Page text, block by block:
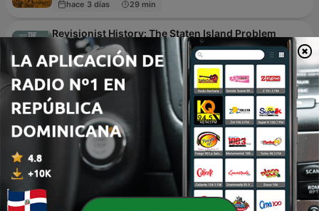
hace 3 días 29 min
Revisionist History: The Staten Island Problem
Pushkin Industries - Episodio 210
hace 21 horas 40 min
Historia - Alison Parra
Historia - Episodio 1
14 jun. 2022
Historias de nuestra historia
Radio Nacional Argentina - Episodio 264